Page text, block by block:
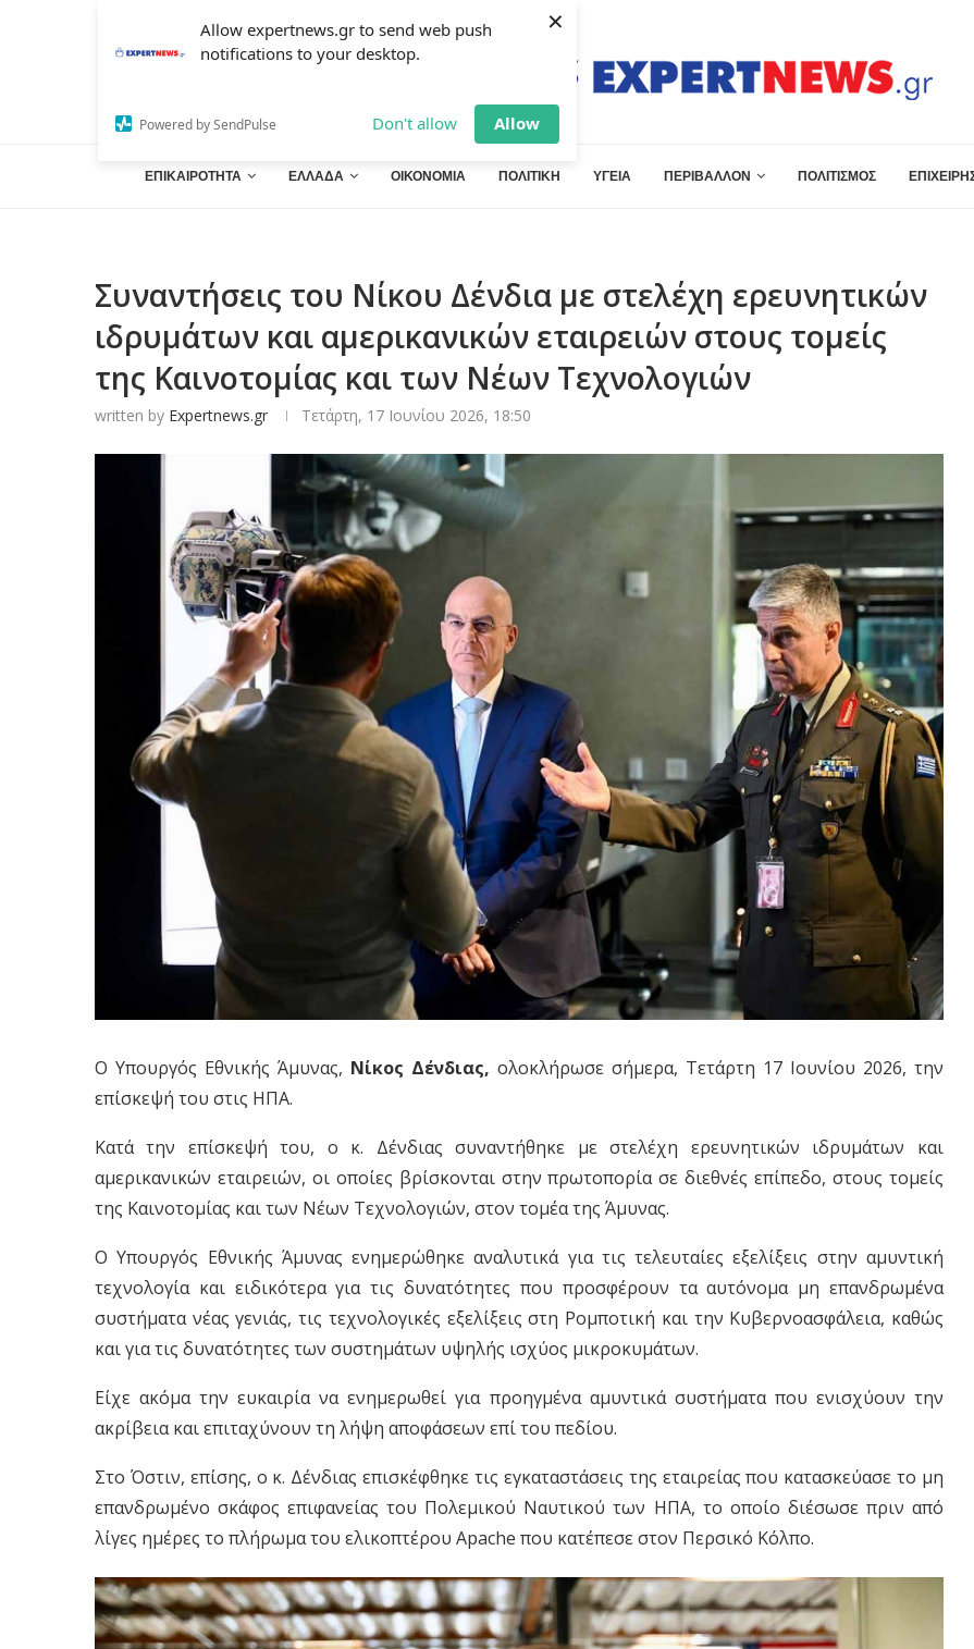
Allow expertnews.gr to send web push
notifications to your desktop.
Powered by SendPulse Don't allow Allow
×
ΕΠΙΚΑΙΡΟΤΗΤΑ ΕΛΛΑΔΑ ΟΙΚΟΝΟΜΙΑ ΠΟΛΙΤΙΚΗ ΥΓΕΙΑ ΠΕΡΙΒΑΛΛΟΝ ΠΟΛΙΤΙΣΜΟΣ
Συναντήσεις του Νίκου Δένδια με στελέχη ερευνητικών
ιδρυμάτων και αμερικανικών εταιρειών στους τομείς
της Καινοτομίας και των Νέων Τεχνολογιών
written by Expertnews.gr Τετάρτη, 17 Ιουνίου 2026, 18:50
Ο Υπουργός Εθνικής Άμυνας, Νίκος Δένδιας, ολοκλήρωσε σήμερα, Τετάρτη 17 Ιουνίου 2026, την
επίσκεψή του στις ΗΠΑ.
Κατά την επίσκεψή του, ο κ. Δένδιας συναντήθηκε με στελέχη ερευνητικών ιδρυμάτων και
αμερικανικών εταιρειών, οι οποίες βρίσκονται στην πρωτοπορία σε διεθνές επίπεδο, στους τομείς
της Καινοτομίας και των Νέων Τεχνολογιών, στον τομέα της Άμυνας.
Ο Υπουργός Εθνικής Άμυνας ενημερώθηκε αναλυτικά για τις τελευταίες εξελίξεις στην αμυντική
τεχνολογία και ειδικότερα για τις δυνατότητες που προσφέρουν τα αυτόνομα μη επανδρωμένα
συστήματα νέας γενιάς, τις τεχνολογικές εξελίξεις στη Ρομποτική και την Κυβερνοασφάλεια, καθώς
και για τις δυνατότητες των συστημάτων υψηλής ισχύος μικροκυμάτων.
Είχε ακόμα την ευκαιρία να ενημερωθεί για προηγμένα αμυντικά συστήματα που ενισχύουν την
ακρίβεια και επιταχύνουν τη λήψη αποφάσεων επί του πεδίου.
Στο Όστιν, επίσης, ο κ. Δένδιας επισκέφθηκε τις εγκαταστάσεις της εταιρείας που κατασκεύασε το μη
επανδρωμένο σκάφος επιφανείας του Πολεμικού Ναυτικού των ΗΠΑ, το οποίο διέσωσε πριν από
λίγες ημέρες το πλήρωμα του ελικοπτέρου Apache που κατέπεσε στον Περσικό Κόλπο.